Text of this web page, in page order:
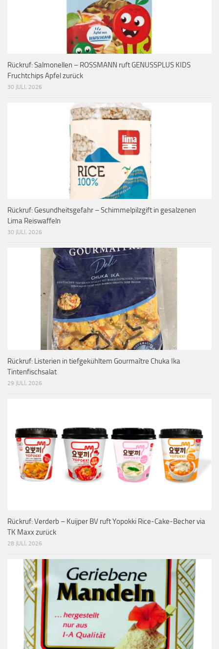
Rückruf: Salmonellen – ROSSMANN ruft GENUSSPLUS KIDS
Fruchtchips Apfel zurück
30 JULI, 2026
Rückruf: Gesundheitsgefahr – Schimmelpilzgift in gesalzenen
Lima Reiswaffeln
30 JULI, 2026
Rückruf: Listerien in tiefgekühltem Gourmaître Chuka Ika
Tintenfischsalat
29 JULI, 2026
Rückruf: Verderb – Kuijper BV ruft Yopokki Rice-Cake-Becher via
TK Maxx zurück
28 JULI, 2026